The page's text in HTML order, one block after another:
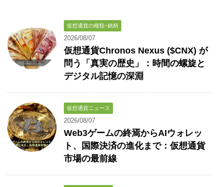
仮想通貨の種類･銘柄
2026/08/07
仮想通貨Chronos Nexus ($CNX) が
問う「真実の歴史」：時間の螺旋と
デジタル記憶の深淵
仮想通貨ニュース
2026/08/07
Web3ゲームの終焉からAIウォレッ
ト、国際決済の進化まで：仮想通貨
市場の最前線